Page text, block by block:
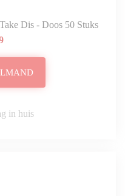
Dis - Doos 50 Stuks
in huis